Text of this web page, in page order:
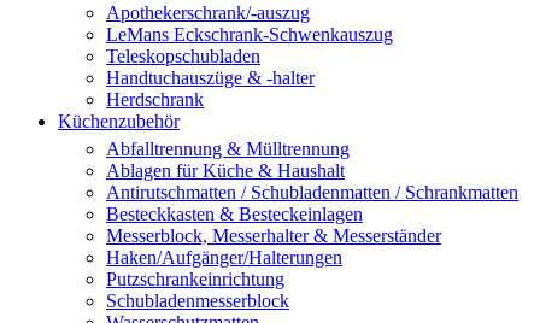
Apothekerschrank/-auszug
LeMans Eckschrank-Schwenkauszug
Teleskopschubladen
Handtuchauszüge & -halter
Herdschrank
Küchenzubehör
Abfalltrennung & Mülltrennung
Ablagen für Küche & Haushalt
Antirutschmatten / Schubladenmatten / Schrankmatten
Besteckkasten & Besteckeinlagen
Messerblock, Messerhalter & Messerständer
Haken/Aufgänger/Halterungen
Putzschrankeinrichtung
Schubladenmesserblock